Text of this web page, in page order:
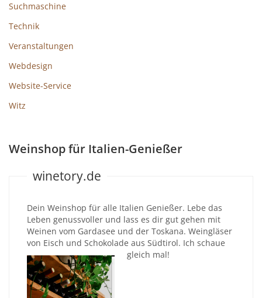
Suchmaschine
Technik
Veranstaltungen
Webdesign
Website-Service
Witz
Weinshop für Italien-Genießer
winetory.de
Dein Weinshop für alle Italien Genießer. Lebe das
Leben genussvoller und lass es dir gut gehen mit
Weinen vom Gardasee und der Toskana. Weingläser
von Eisch und Schokolade aus Südtirol. Ich schaue
gleich mal!